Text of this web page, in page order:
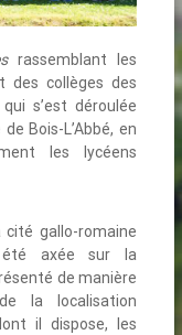
rassemblant les
des collèges des
s’est déroulée
Bois-L’Abbé, en
les lycéens
cité gallo-romaine
été axée sur la
de manière
la localisation
il dispose, les